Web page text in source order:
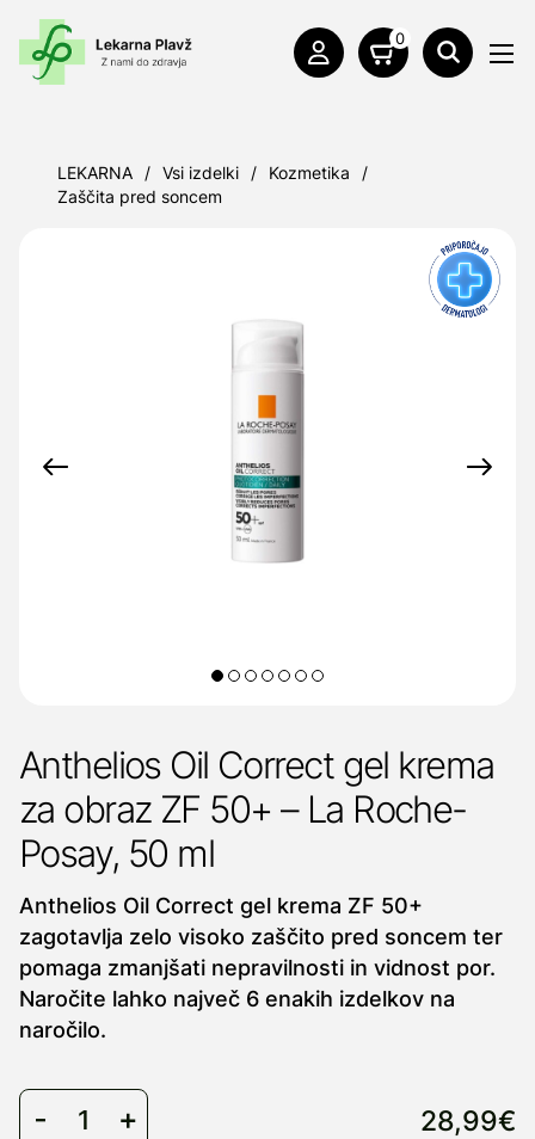
0
LEKARNA / Vsi izdelki / Kozmetika
/
Zaščita pred soncem
Anthelios Oil Correct gel krema
za obraz ZF 50+ – La Roche-
Posay, 50 ml
Anthelios Oil Correct gel krema ZF 50+
zagotavlja zelo visoko zaščito pred soncem ter
pomaga zmanjšati nepravilnosti in vidnost por.
Naročite lahko največ 6 enakih izdelkov na
naročilo.
28,99€